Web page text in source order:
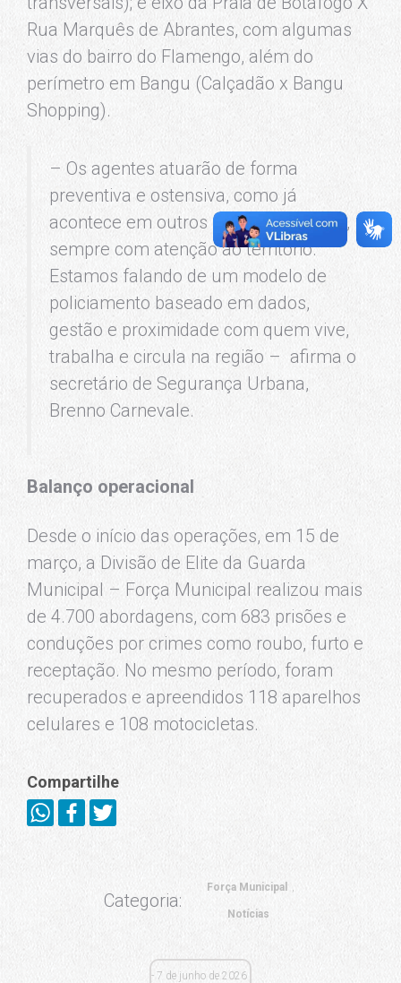
Rua Marquês de Abrantes, com algumas
vias do bairro do Flamengo, além do
perímetro em Bangu (Calçadão x Bangu
Shopping).
– Os agentes atuarão de forma
preventiva e ostensiva, como já
acontece em outros pontos da cidade,
sempre com atenção ao território.
Estamos falando de um modelo de
policiamento baseado em dados,
gestão e proximidade com quem vive,
trabalha e circula na região – afirma o
secretário de Segurança Urbana,
Brenno Carnevale.
Balanço operacional
Desde o início das operações, em 15 de
março, a Divisão de Elite da Guarda
Municipal – Força Municipal realizou mais
de 4.700 abordagens, com 683 prisões e
conduções por crimes como roubo, furto e
receptação. No mesmo período, foram
recuperados e apreendidos 118 aparelhos
celulares e 108 motocicletas.
Compartilhe
Categoria:
Força Municipal
Notícias
7 de junho de 2026